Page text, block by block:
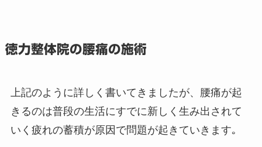
徳力整体院の腰痛の施術
上記のように詳しく書いてきましたが、腰痛が起
きるのは普段の生活にすでに新しく生み出されて
いく疲れの蓄積が原因で問題が起きていきます｡